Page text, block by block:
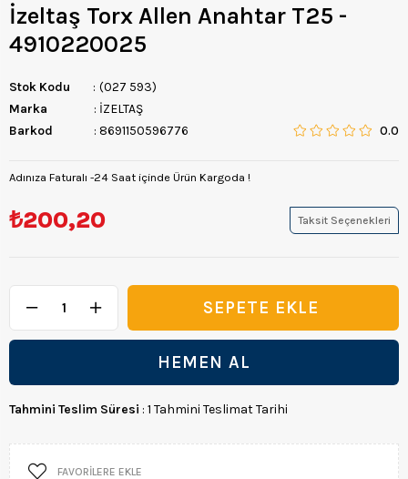
İzeltaş Torx Allen Anahtar T25 -
4910220025
Stok Kodu
(027 593)
Marka
: İZELTAŞ
Barkod
: 8691150596776 0.0
Adınıza Faturalı -24 Saat içinde Ürün Kargoda !
₺200,20 Taksit Seçenekleri
Tahmini Teslim Süresi : 1 Tahmini Teslimat Tarihi
FAVORILERE EKLE